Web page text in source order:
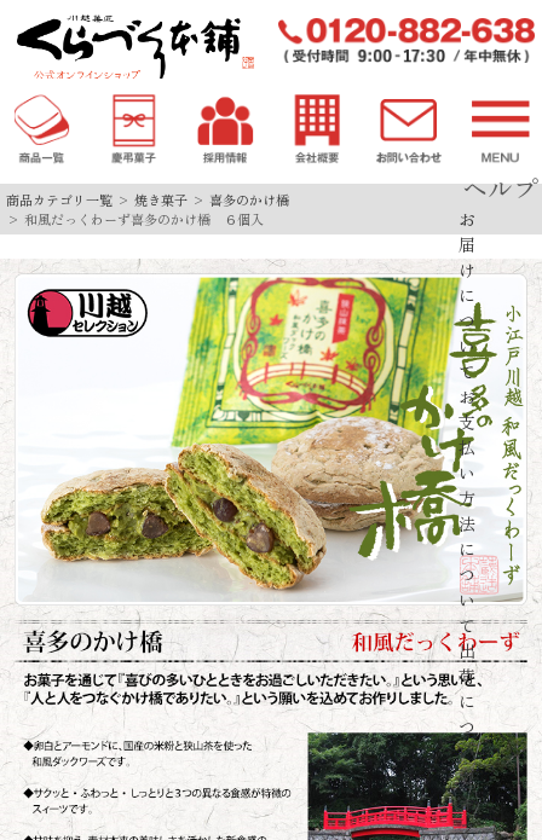
ヘルプ
お
届
け
に
つ
い
て
お
支
払
い
方
法
に
つ
い
て
出
荷
に
つ
い
て
ギ
フ
商品カテゴリ一覧 焼き菓子
喜多のかけ橋
和風だっくわーず喜多のかけ橋 ６個入